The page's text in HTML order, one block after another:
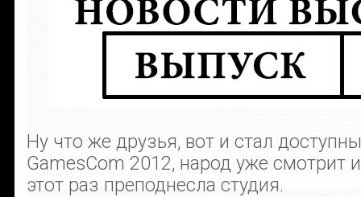
Ну что же друзья, вот и стал
GamesCom 2012, народ уже смотрит
этот раз преподнесла студия.